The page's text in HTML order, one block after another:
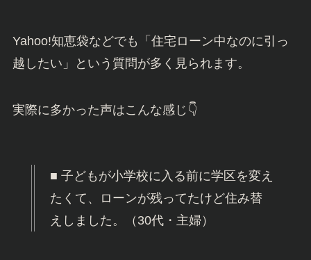
Yahoo!知恵袋などでも「住宅ローン中なのに引っ
越したい」という質問が多く見られます。
実際に多かった声はこんな感じ👇
■ 子どもが小学校に入る前に学区を変え
たくて、ローンが残ってたけど住み替
えしました。（30代・主婦）